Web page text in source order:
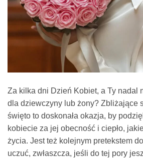
Za kilka dni Dzień Kobiet, a Ty nadal
dla dziewczyny lub żony? Zbliżające
święto to doskonała okazja, by
kobiecie za jej obecność i ciepło,
życia. Jest też kolejnym pretekstem
uczuć, zwłaszcza, jeśli do tej pory